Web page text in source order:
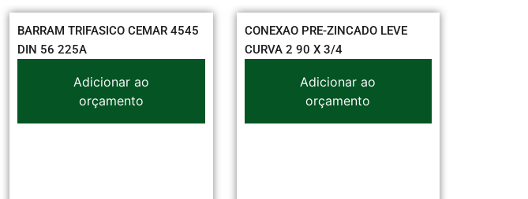
BARRAM TRIFASICO CEMAR 4545
DIN 56 225A
Adicionar ao
orçamento
CONEXAO PRE-ZINCADO LEVE
CURVA 2 90 X 3/4
Adicionar ao
orçamento